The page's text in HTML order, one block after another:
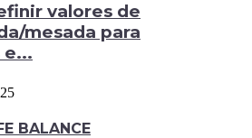
valores de
mesada para
e...
BALANCE